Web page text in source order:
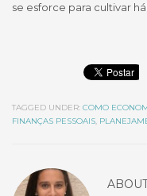
se esforce para cultivar
TAGGED UNDER: COMO
FINANÇAS PESSOAIS,